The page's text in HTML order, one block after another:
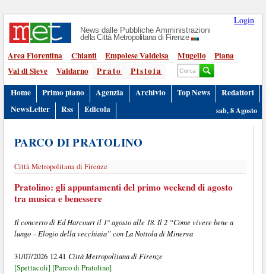
Login
News dalle Pubbliche Amministrazioni
della Città Metropolitana di Firenze
Area Fiorentina Chianti Empolese Valdelsa Mugello
Piana
Val di Sieve
Valdarno Prato
Pistoia
Home
Primo piano Agenzia Archivio Top News
Redattori
NewsLetter
Rss Edicola sab, 8 Agosto
PARCO DI PRATOLINO
Città Metropolitana di Firenze
Pratolino: gli appuntamenti del primo weekend di agosto
tra musica e benessere
Il concerto di Ed Harcourt il 1° agosto alle 18. Il 2 “Come vivere bene a
lungo – Elogio della vecchiaia” con La Nottola di Minerva
31/07/2026 12.41 Città Metropolitana di Firenze
[Spettacoli] [Parco di Pratolino]